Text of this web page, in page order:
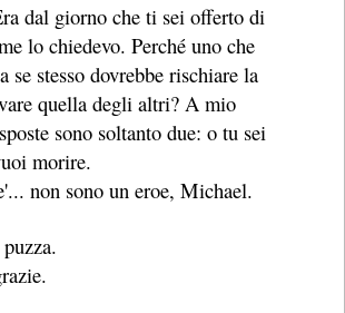
dal giorno che ti sei offerto di
lo chiedevo. Perché uno che
se stesso dovrebbe rischiare la
quella degli altri? A mio
sono soltanto due: o tu sei
morire.
non sono un eroe, Michael.